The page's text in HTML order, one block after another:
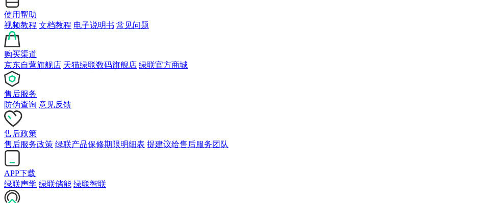
使用帮助
视频教程 文档教程 电子说明书 常见问题
购买渠道
京东自营旗舰店 天猫绿联数码旗舰店 绿联官方商城
售后服务
防伪查询 意见反馈
售后政策
售后服务政策 绿联产品保修期限明细表 提建议给售后服务团队
APP下载
绿联声学 绿联储能 绿联智联